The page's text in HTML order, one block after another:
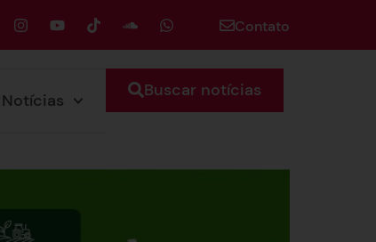
Contato
Notícias Buscar notícias